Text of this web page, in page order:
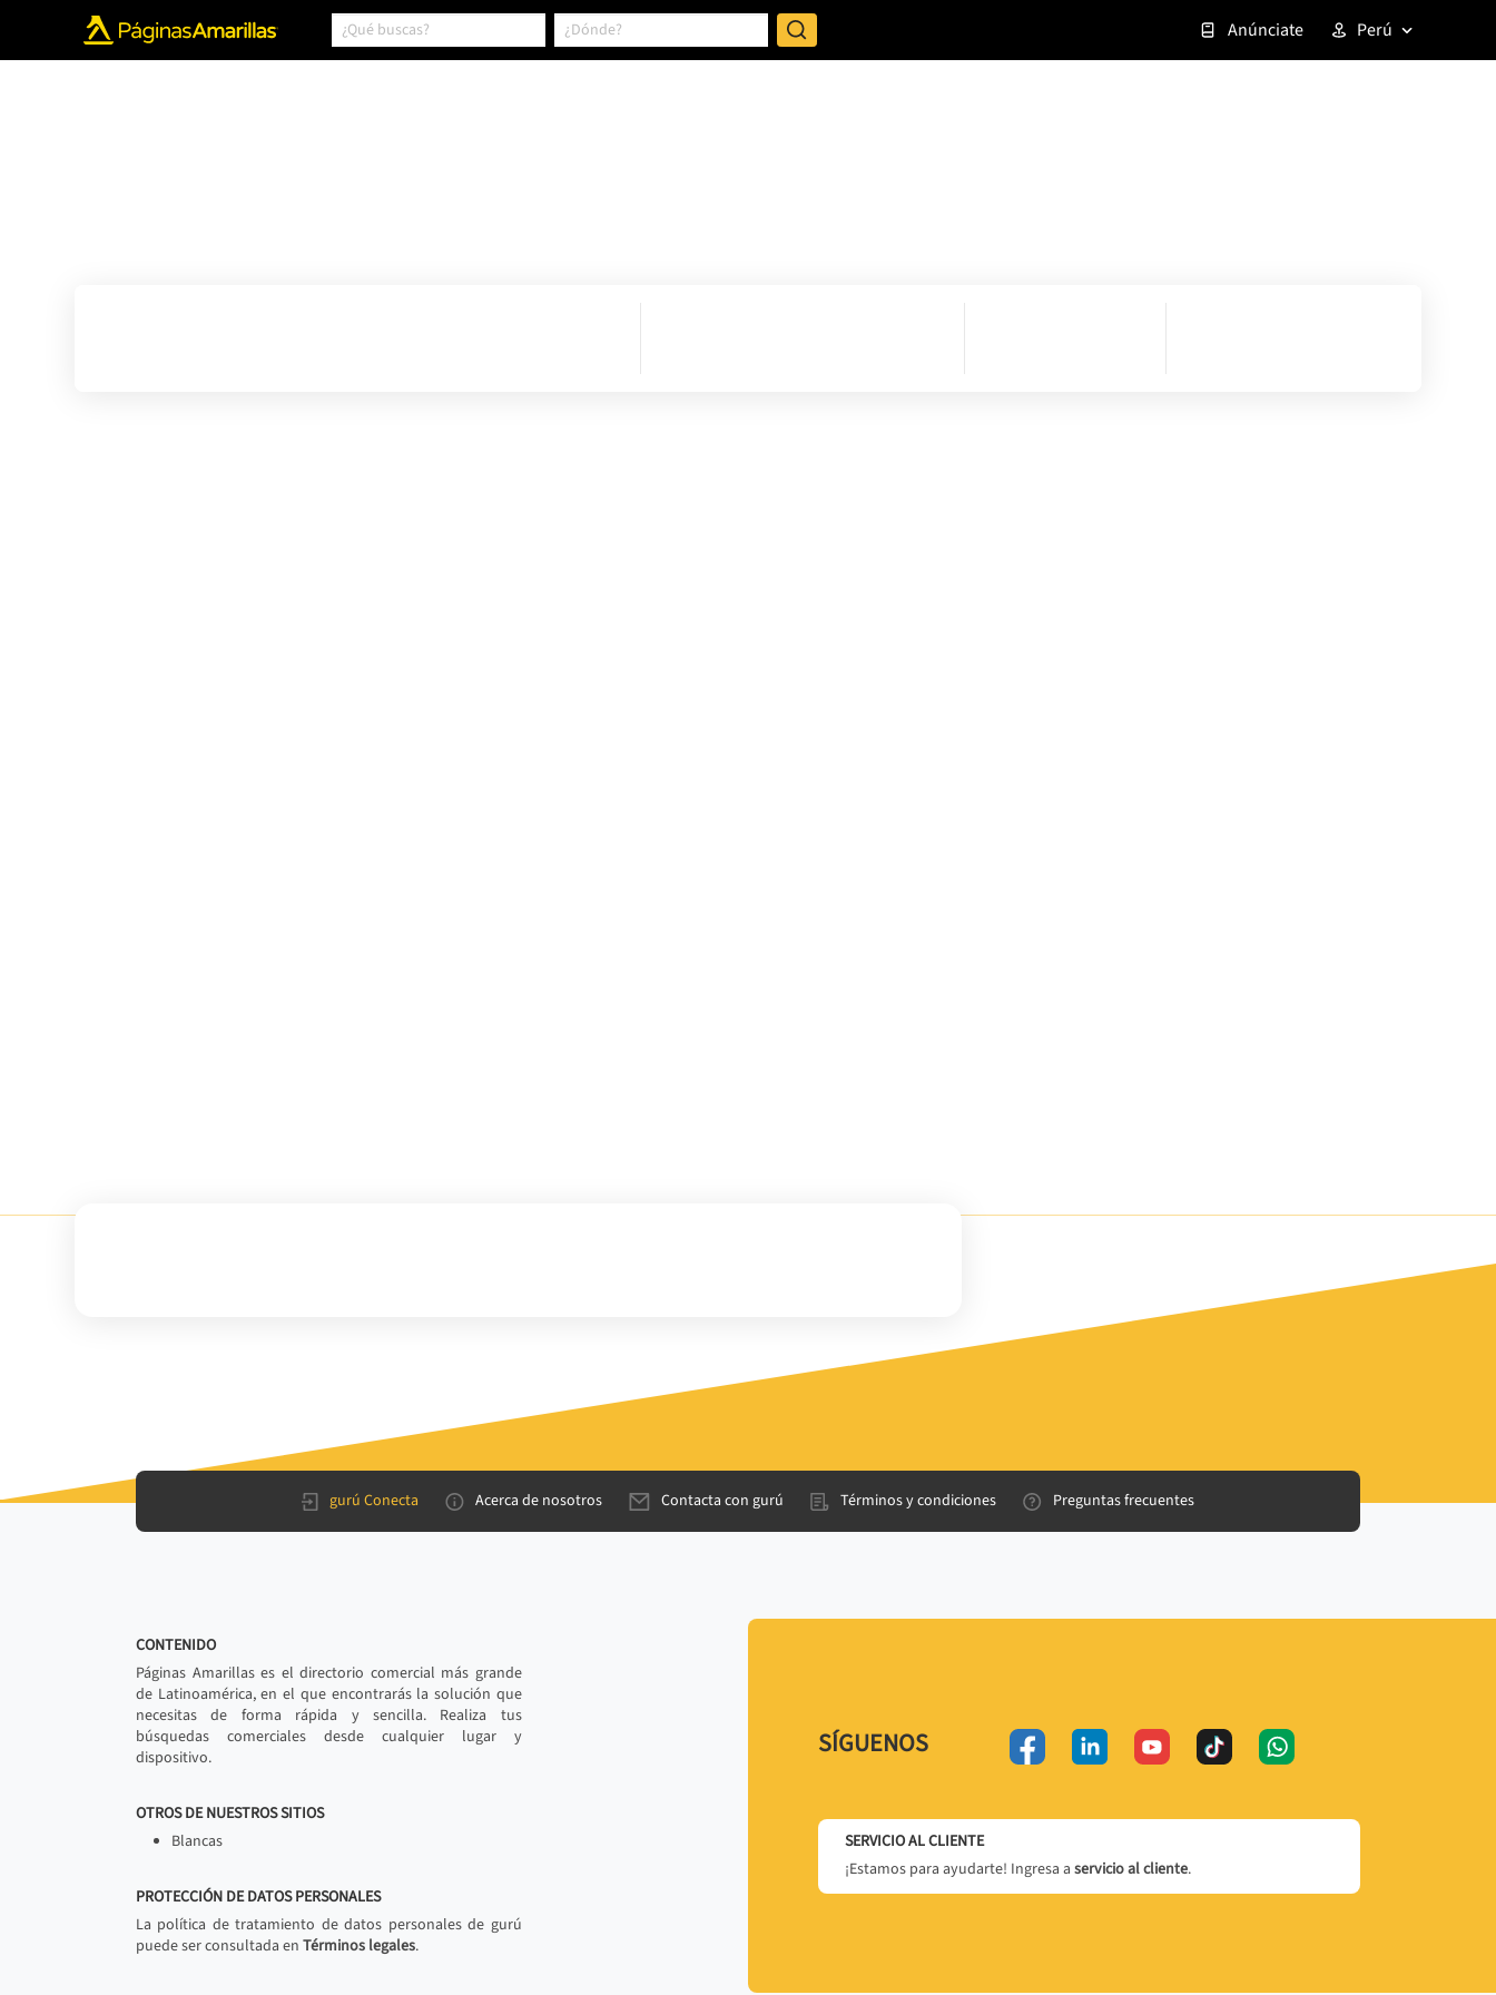
Anúnciate Perú
gurú Conecta Acerca de nosotros Contacta con gurú Términos y condiciones Preguntas frecuentes
CONTENIDO
Páginas Amarillas es el directorio comercial más grande
de Latinoamérica, en el que encontrarás la solución que
necesitas de forma rápida y sencilla. Realiza tus
búsquedas comerciales desde cualquier lugar y
dispositivo.
OTROS DE NUESTROS SITIOS
Blancas
PROTECCIÓN DE DATOS PERSONALES
La política de tratamiento de datos personales de gurú
puede ser consultada en Términos legales.
SÍGUENOS
SERVICIO AL CLIENTE
¡Estamos para ayudarte! Ingresa a servicio al cliente.